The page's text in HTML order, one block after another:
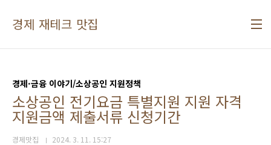
경제 재테크 맛집
경제·금융 이야기/소상공인 지원정책
소상공인 전기요금 특별지원 지원 자격
지원금액 제출서류 신청기간
경제맛집 2024. 3. 11. 15:27